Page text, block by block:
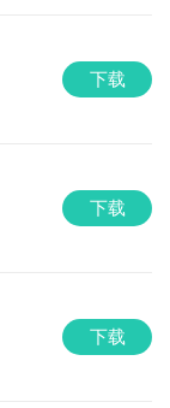
下载
下载
下载